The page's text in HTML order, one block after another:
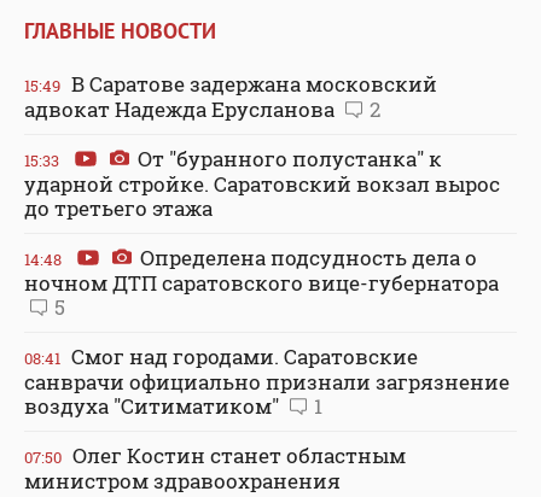
ГЛАВНЫЕ НОВОСТИ
15:49 В Саратове задержана московский
адвокат Надежда Ерусланова
2
15:33
От "буранного полустанка" к
ударной стройке. Саратовский вокзал вырос
до третьего этажа
14:48
Определена подсудность дела о
ночном ДТП саратовского вице-губернатора
5
08:41 Смог над городами. Саратовские
санврачи официально признали загрязнение
воздуха "Ситиматиком"
1
07:50 Олег Костин станет областным
министром здравоохранения